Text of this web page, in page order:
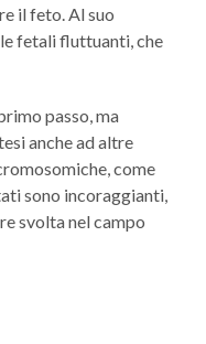
il feto. Al suo
fetali fluttuanti, che
passo, ma
anche ad altre
come
sono incoraggianti,
svolta nel campo